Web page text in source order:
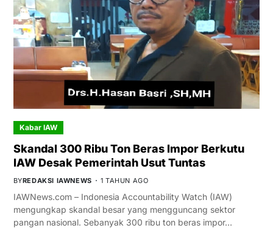
Kabar IAW
Skandal 300 Ribu Ton Beras Impor Berkutu
IAW Desak Pemerintah Usut Tuntas
BYREDAKSI IAWNEWS 1 TAHUN AGO
IAWNews.com – Indonesia Accountability Watch (IAW)
mengungkap skandal besar yang mengguncang sektor
pangan nasional. Sebanyak 300 ribu ton beras impor…